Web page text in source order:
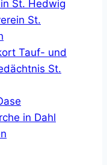
St. Hedwig
St.
Tauf- und
St.
in Dahl